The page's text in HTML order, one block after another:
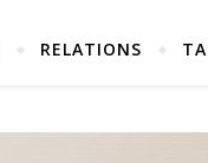
RELATIONS